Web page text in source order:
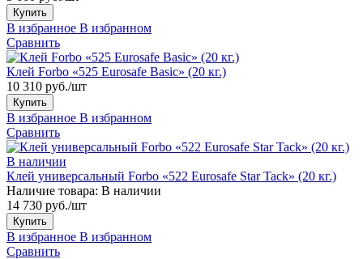
Купить
В избранное В избранном
Сравнить
Клей Forbo «525 Eurosafe Basic» (20 кг.)
10 310 руб./шт
Купить
В избранное В избранном
Сравнить
В наличии
Клей универсальный Forbo «522 Eurosafe Star Tack» (20 кг.)
Наличие товара: В наличии
14 730 руб./шт
Купить
В избранное В избранном
Сравнить